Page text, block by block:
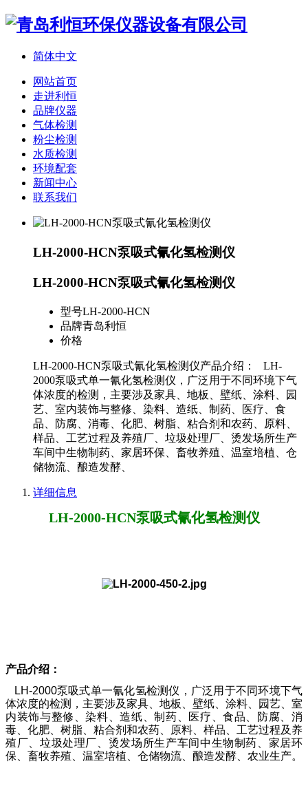
简体中文
网站首页
走进利恒
品牌仪器
气体检测
粉尘检测
水质检测
环境配套
新闻中心
联系我们
LH-2000-HCN泵吸式氰化氢检测仪
LH-2000-HCN泵吸式氰化氢检测仪
型号LH-2000-HCN
品牌青岛利恒
价格
LH-2000-HCN泵吸式氰化氢检测仪产品介绍： LH-
2000泵吸式单一氰化氢检测仪，广泛用于不同环境下气
体浓度的检测，主要涉及家具、地板、壁纸、涂料、园
艺、室内装饰与整修、染料、造纸、制药、医疗、食
品、防腐、消毒、化肥、树脂、粘合剂和农药、原料、
样品、工艺过程及养殖厂、垃圾处理厂、烫发场所生产
车间中生物制药、家居环保、畜牧养殖、温室培植、仓
储物流、酿造发酵、
详细信息
LH-2000-HCN泵吸式氰化氢检测仪
产品介绍：
LH-2000泵吸式单一氰化氢检测仪，广泛用于不同环境下气
体浓度的检测，主要涉及家具、地板、壁纸、涂料、园艺、室
内装饰与整修、染料、造纸、制药、医疗、食品、防腐、消
毒、化肥、树脂、粘合剂和农药、原料、样品、工艺过程及养
殖厂、垃圾处理厂、烫发场所生产车间中生物制药、家居环
保、畜牧养殖、温室培植、仓储物流、酿造发酵、农业生产。